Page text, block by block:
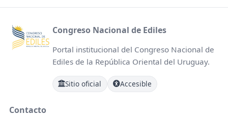
Congreso Nacional de Ediles
Portal institucional del Congreso Nacional de
Ediles de la República Oriental del Uruguay.
Sitio oficial Accesible
Contacto